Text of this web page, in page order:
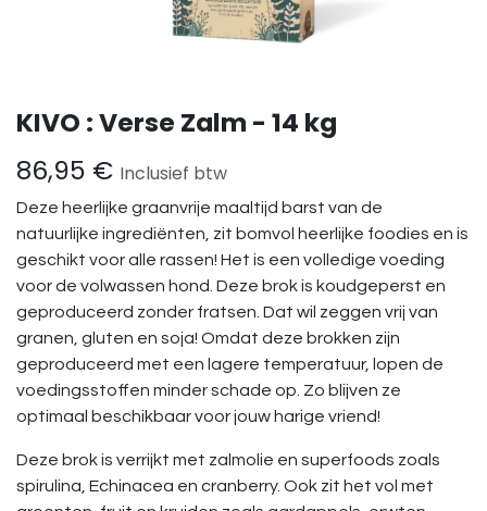
KIVO : Verse Zalm - 14 kg
86,95 € Inclusief btw
Deze heerlijke graanvrije maaltijd barst van de
natuurlijke ingrediënten, zit bomvol heerlijke foodies en is
geschikt voor alle rassen! Het is een volledige voeding
voor de volwassen hond. Deze brok is koudgeperst en
geproduceerd zonder fratsen. Dat wil zeggen vrij van
granen, gluten en soja! Omdat deze brokken zijn
geproduceerd met een lagere temperatuur, lopen de
voedingsstoffen minder schade op. Zo blijven ze
optimaal beschikbaar voor jouw harige vriend!
Deze brok is verrijkt met zalmolie en superfoods zoals
spirulina, Echinacea en cranberry. Ook zit het vol met